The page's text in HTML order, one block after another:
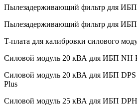
Пылезадерживающий фильтр для
Пылезадерживающий фильтр для
T-плата для калибровки силового
Силовой модуль 20 кВА для ИБП NH
Силовой модуль 20 кВА для ИБП
Plus
Силовой модуль 25 кВА для ИБП DPH